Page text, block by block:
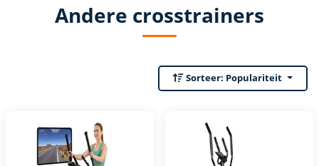
Andere crosstrainers
Sorteer: Populariteit